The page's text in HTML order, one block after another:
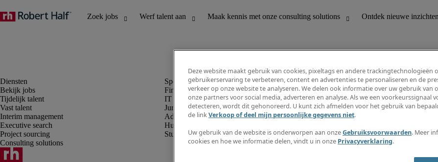
Bekijk jobs
Tijdelijk talent
Vast talent
Interim management
Executive search
Project sourcing
Consulting solutions
Finance en boekhouding
IT en digital
Juridisch
Administratie en office support
Human resources
Student
Ontdek nieuwe inzichten
Jobomschrijvingen
Salarisgids
Timesheets
Maak een jobalert aan
Informatiecentrum
Deze website maakt gebruik van cookies, pixeltags en andere trackingtechnologieën
gebruikerservaring te verbeteren, content en advertenties te personaliseren en de
verkeer op onze website te analyseren. We delen ook informatie over uw gebruik van
onze partners voor social media, adverteren en analyse. Als we een voorkeurssignaal
detecteren, wordt dit gehonoreerd. U kunt zich afmelden voor het gebruik van
de linkVerkoop of deel mijn persoonlijke gegevens niet.
Uw gebruik van de website is onderworpen aan onzeGebruiksvoorwaarden. Meer
cookies en hoe we informatie delen, vindt u in onze Privacyverklaring.